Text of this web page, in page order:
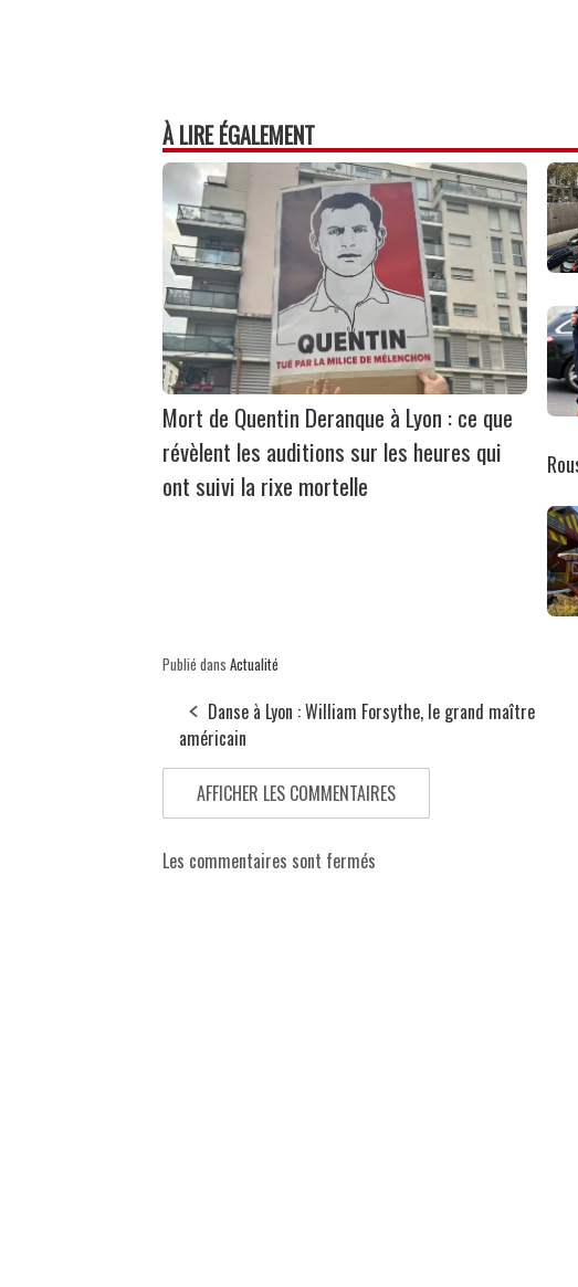
À LIRE ÉGALEMENT
Mort de Quentin Deranque à Lyon : ce que
révèlent les auditions sur les heures qui
ont suivi la rixe mortelle
Publié dans Actualité
Danse à Lyon : William Forsythe, le grand maître
américain
AFFICHER LES COMMENTAIRES
Les commentaires sont fermés